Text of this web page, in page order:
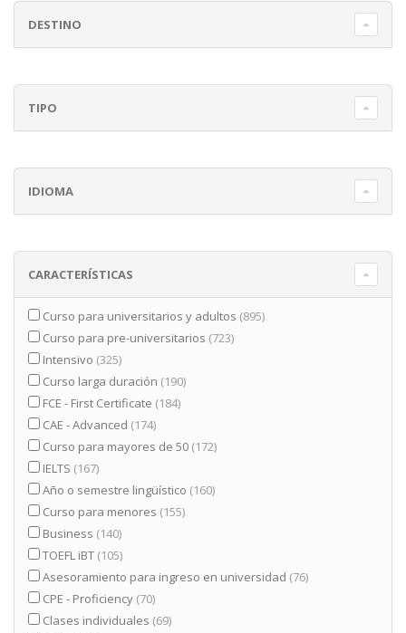
DESTINO
TIPO
IDIOMA
CARACTERÍSTICAS
Curso para universitarios y adultos (895)
Curso para pre-universitarios (723)
Intensivo (325)
Curso larga duración (190)
FCE - First Certificate (184)
CAE - Advanced (174)
Curso para mayores de 50 (172)
IELTS (167)
Año o semestre lingüístico (160)
Curso para menores (155)
Business (140)
TOEFL iBT (105)
Asesoramiento para ingreso en universidad (76)
CPE - Proficiency (70)
Clases individuales (69)